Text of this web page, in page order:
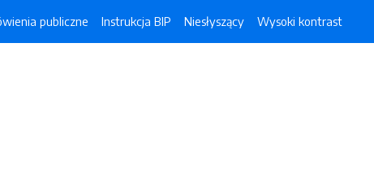
publiczne Instrukcja BIP Niesłyszący Wysoki kontrast